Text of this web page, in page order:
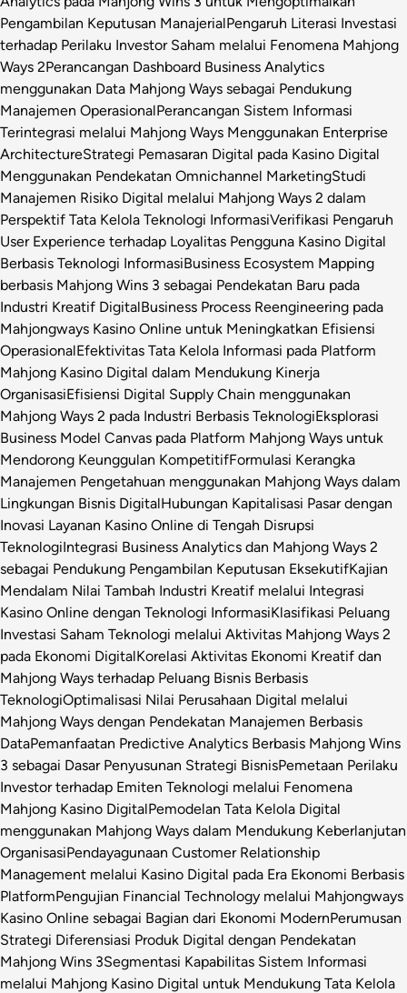
Pengambilan Keputusan ManajerialPengaruh Literasi Investasi
terhadap Perilaku Investor Saham melalui Fenomena Mahjong
Ways 2Perancangan Dashboard Business Analytics
menggunakan Data Mahjong Ways sebagai Pendukung
Manajemen OperasionalPerancangan Sistem Informasi
Terintegrasi melalui Mahjong Ways Menggunakan Enterprise
ArchitectureStrategi Pemasaran Digital pada Kasino Digital
Menggunakan Pendekatan Omnichannel MarketingStudi
Manajemen Risiko Digital melalui Mahjong Ways 2 dalam
Perspektif Tata Kelola Teknologi InformasiVerifikasi Pengaruh
User Experience terhadap Loyalitas Pengguna Kasino Digital
Berbasis Teknologi InformasiBusiness Ecosystem Mapping
berbasis Mahjong Wins 3 sebagai Pendekatan Baru pada
Industri Kreatif DigitalBusiness Process Reengineering pada
Mahjongways Kasino Online untuk Meningkatkan Efisiensi
OperasionalEfektivitas Tata Kelola Informasi pada Platform
Mahjong Kasino Digital dalam Mendukung Kinerja
OrganisasiEfisiensi Digital Supply Chain menggunakan
Mahjong Ways 2 pada Industri Berbasis TeknologiEksplorasi
Business Model Canvas pada Platform Mahjong Ways untuk
Mendorong Keunggulan KompetitifFormulasi Kerangka
Manajemen Pengetahuan menggunakan Mahjong Ways dalam
Lingkungan Bisnis DigitalHubungan Kapitalisasi Pasar dengan
Inovasi Layanan Kasino Online di Tengah Disrupsi
TeknologiIntegrasi Business Analytics dan Mahjong Ways 2
sebagai Pendukung Pengambilan Keputusan EksekutifKajian
Mendalam Nilai Tambah Industri Kreatif melalui Integrasi
Kasino Online dengan Teknologi InformasiKlasifikasi Peluang
Investasi Saham Teknologi melalui Aktivitas Mahjong Ways 2
pada Ekonomi DigitalKorelasi Aktivitas Ekonomi Kreatif dan
Mahjong Ways terhadap Peluang Bisnis Berbasis
TeknologiOptimalisasi Nilai Perusahaan Digital melalui
Mahjong Ways dengan Pendekatan Manajemen Berbasis
DataPemanfaatan Predictive Analytics Berbasis Mahjong Wins
3 sebagai Dasar Penyusunan Strategi BisnisPemetaan Perilaku
Investor terhadap Emiten Teknologi melalui Fenomena
Mahjong Kasino DigitalPemodelan Tata Kelola Digital
menggunakan Mahjong Ways dalam Mendukung Keberlanjutan
OrganisasiPendayagunaan Customer Relationship
Management melalui Kasino Digital pada Era Ekonomi Berbasis
PlatformPengujian Financial Technology melalui Mahjongways
Kasino Online sebagai Bagian dari Ekonomi ModernPerumusan
Strategi Diferensiasi Produk Digital dengan Pendekatan
Mahjong Wins 3Segmentasi Kapabilitas Sistem Informasi
melalui Mahjong Kasino Digital untuk Mendukung Tata Kelola